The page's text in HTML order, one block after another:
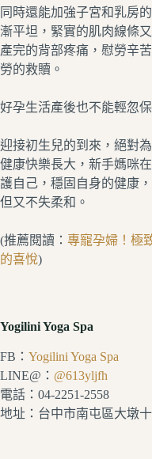
同時還能加強子宮和乳房
漸平坦，緊實的肌肉線條
產完的背部疼痛，慰勞辛
勞的救贖。
好孕生活產後也不能輕忽保
迎接初生兒的到來，絕對
健康快樂長大，新手媽咪
護自己，穩固自身的健康
但又不失柔和。
(推薦閱讀： 專寵孕婦！極
的喜悅)
Yogilini Yoga Spa
FB： Yogilini Yoga Spa
LINE@： @613yljfh
電話：04-2251-2558
地址：台中市南屯區大墩